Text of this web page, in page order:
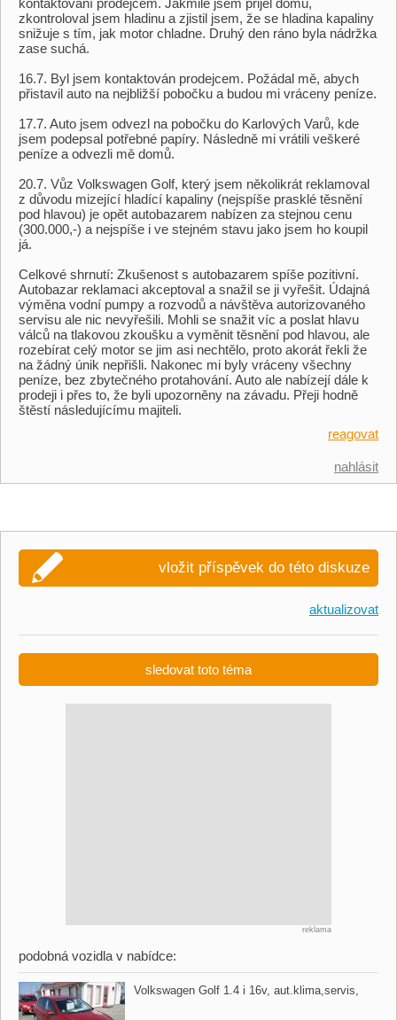
kontaktování prodejcem. Jakmile jsem přijel domu,
zkontroloval jsem hladinu a zjistil jsem, že se hladina kapaliny
snižuje s tím, jak motor chladne. Druhý den ráno byla nádržka
zase suchá.
16.7. Byl jsem kontaktován prodejcem. Požádal mě, abych
přistavil auto na nejbližší pobočku a budou mi vráceny peníze.
17.7. Auto jsem odvezl na pobočku do Karlových Varů, kde
jsem podepsal potřebné papíry. Následně mi vrátili veškeré
peníze a odvezli mě domů.
20.7. Vůz Volkswagen Golf, který jsem několikrát reklamoval
z důvodu mizející hladící kapaliny (nejspíše prasklé těsnění
pod hlavou) je opět autobazarem nabízen za stejnou cenu
(300.000,-) a nejspíše i ve stejném stavu jako jsem ho koupil
já.
Celkové shrnutí: Zkušenost s autobazarem spíše pozitivní.
Autobazar reklamaci akceptoval a snažil se ji vyřešit. Údajná
výměna vodní pumpy a rozvodů a návštěva autorizovaného
servisu ale nic nevyřešili. Mohli se snažit víc a poslat hlavu
válců na tlakovou zkoušku a vyměnit těsnění pod hlavou, ale
rozebírat celý motor se jim asi nechtělo, proto akorát řekli že
na žádný únik nepřišli. Nakonec mi byly vráceny všechny
peníze, bez zbytečného protahování. Auto ale nabízejí dále k
prodeji i přes to, že byli upozorněny na závadu. Přeji hodně
štěstí následujícímu majiteli.
reagovat
nahlásit
vložit příspěvek do této diskuze
aktualizovat
sledovat toto téma
reklama
podobná vozidla v nabídce:
Volkswagen Golf 1.4 i 16v,​ aut.klima,​servis,​